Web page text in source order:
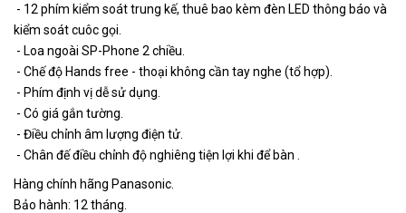
- 12 phím kiểm soát trung kế, thuê bao kèm đèn LED thông báo và
kiểm soát cuôc gọi.
- Loa ngoài SP-Phone 2 chiều.
- Chế độ Hands free - thoại không cần tay nghe (tổ hợp).
- Phím định vị dễ sử dụng.
- Có giá gắn tường.
- Điều chỉnh âm lượng điện tử.
- Chân đế điều chỉnh độ nghiêng tiện lợi khi để bàn .
Hàng chính hãng Panasonic.
Bảo hành: 12 tháng.